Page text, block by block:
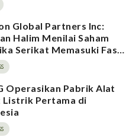
Global Partners Inc:
Halim Menilai Saham
Serikat Memasuki Fase
Ekspektasi Tinggi, Rating
Saham Indonesia Direvisi
Operasikan Pabrik Alat
Listrik Pertama di